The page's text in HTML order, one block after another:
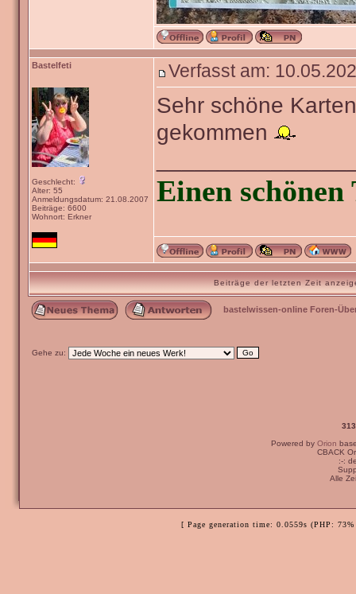
Bastelfeti
Geschlecht:
Alter: 55
Anmeldungsdatum: 21.08.2007
Beiträge: 6600
Wohnort: Erkner
Verfasst am:
Sehr schöne
gekommen
Einen
Beiträge der letzten Zeit
bastelwissen-online Foren-
Gehe zu:
Powered by Orion
CBACK
:-:
Alle
[ Page generation time: 0.0559s (PHP: